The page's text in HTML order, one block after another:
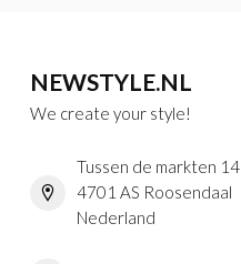
NEWSTYLE.NL
We create your style!
Tussen de markten 14
4701 AS Roosendaal
Nederland